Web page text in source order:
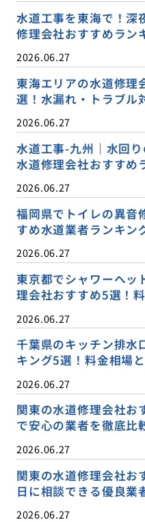
水道工事を東海で！深
修理会社おすすめラン
2026.06.27
東海エリアの水道修理
選！水漏れ・トラブル
2026.06.27
水道工事-九州｜水回
水道修理会社おすすめ
2026.06.27
福岡県でトイレの異音
すめ水道業者ランキン
2026.06.27
東京都でシャワーヘッ
理会社おすすめ5選！
2026.06.27
千葉県のキッチン排水
キング5選！料金相場
2026.06.27
関東の水道修理会社お
で安心の業者を徹底比
2026.06.27
関東の水道修理会社お
日に相談できる優良業
2026.06.27